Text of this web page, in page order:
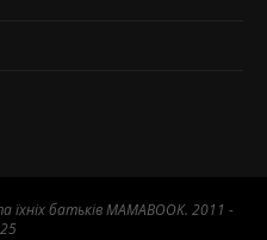
батьків MAMABOOK. 2011 -